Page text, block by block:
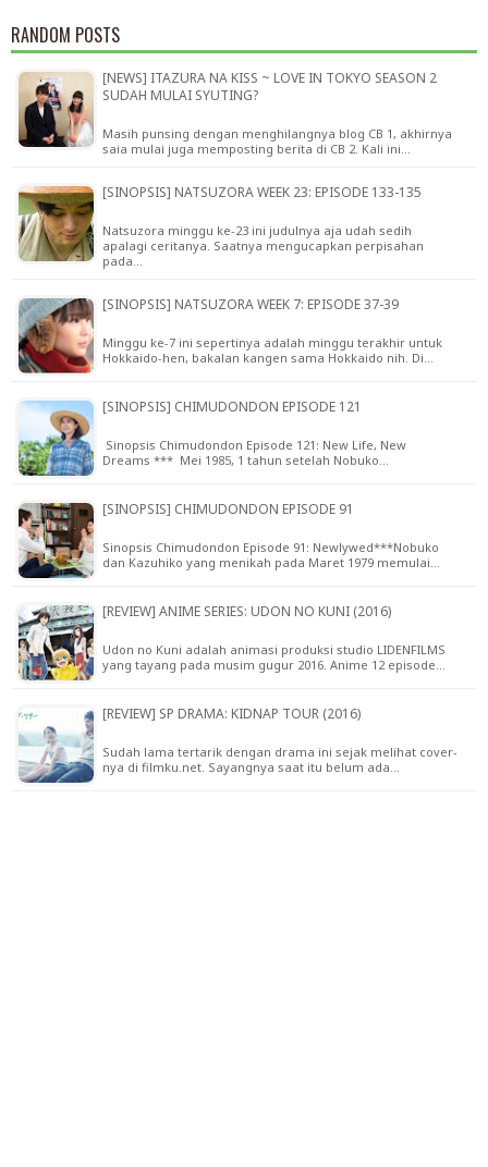
RANDOM POSTS
[NEWS] ITAZURA NA KISS ~ LOVE IN TOKYO SEASON 2
SUDAH MULAI SYUTING?
Masih punsing dengan menghilangnya blog CB 1, akhirnya
saia mulai juga memposting berita di CB 2. Kali ini…
[SINOPSIS] NATSUZORA WEEK 23: EPISODE 133-135
Natsuzora minggu ke-23 ini judulnya aja udah sedih
apalagi ceritanya. Saatnya mengucapkan perpisahan
pada…
[SINOPSIS] NATSUZORA WEEK 7: EPISODE 37-39
Minggu ke-7 ini sepertinya adalah minggu terakhir untuk
Hokkaido-hen, bakalan kangen sama Hokkaido nih. Di…
[SINOPSIS] CHIMUDONDON EPISODE 121
Sinopsis Chimudondon Episode 121: New Life, New
Dreams *** Mei 1985, 1 tahun setelah Nobuko…
[SINOPSIS] CHIMUDONDON EPISODE 91
Sinopsis Chimudondon Episode 91: Newlywed***Nobuko
dan Kazuhiko yang menikah pada Maret 1979 memulai…
[REVIEW] ANIME SERIES: UDON NO KUNI (2016)
Udon no Kuni adalah animasi produksi studio LIDENFILMS
yang tayang pada musim gugur 2016. Anime 12 episode…
[REVIEW] SP DRAMA: KIDNAP TOUR (2016)
Sudah lama tertarik dengan drama ini sejak melihat cover-
nya di filmku.net. Sayangnya saat itu belum ada…